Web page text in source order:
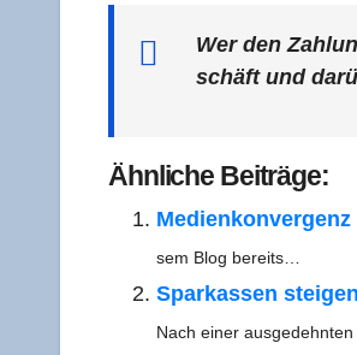
Wer den
schäft und
Ähn­li­che Beiträge:
sem Blog bereits…
Spar­kas­sen
Nach einer